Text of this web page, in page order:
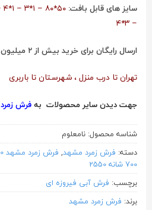
سایز های قابل بافت:
– ۳*۴
ارسال رایگان برای خرید بیش از ۲ میلیون تومان
تهران تا درب منزل ، شهرستان تا باربری
جهت دیدن سایر محصولات بهفرش زمرد ۷۰۰ شانه
شناسه محصول: نامعلوم
دسته: فرش زمرد مشهد, فرش زمرد مشهد 700 شانه 2100
700 شانه 2550
برچسب: فرش آبی فیروزه ای
برند: فرش زمرد مشهد